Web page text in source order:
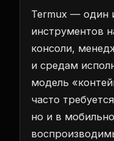
Termux — один
инструментов
консоли,
и средам
модель
часто
но и в